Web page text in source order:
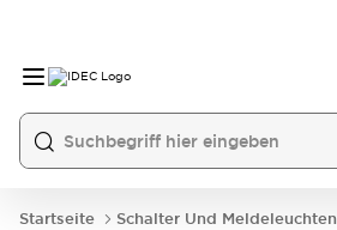
Startseite
Schalter Und Meldeleuchten